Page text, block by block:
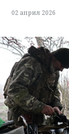
02 април 2026